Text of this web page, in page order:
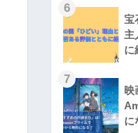
6
宝
主
に
7
映
に